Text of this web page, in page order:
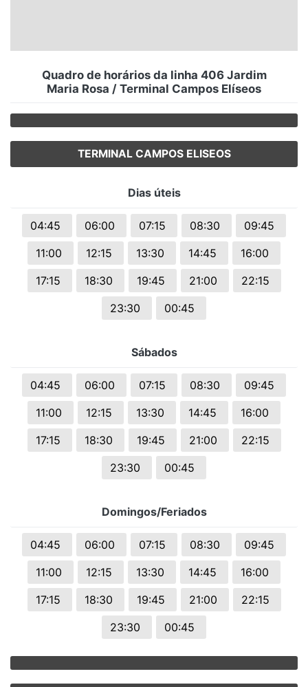
Quadro de horários da linha 406 Jardim
Maria Rosa / Terminal Campos Elíseos
TERMINAL CAMPOS ELISEOS
Dias úteis
04:45 06:00 07:15 08:30
09:45
11:00
12:15 13:30 14:45
16:00
17:15
18:30 19:45 21:00
22:15
23:30
00:45
Sábados
04:45 06:00 07:15 08:30
09:45
11:00
12:15 13:30 14:45
16:00
17:15
18:30 19:45 21:00
22:15
23:30
00:45
Domingos/Feriados
04:45 06:00 07:15 08:30
09:45
11:00
12:15 13:30 14:45
16:00
17:15
18:30 19:45 21:00
22:15
23:30
00:45